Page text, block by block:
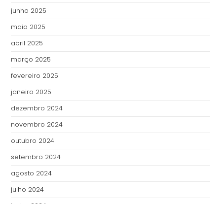
junho 2025
maio 2025
abril 2025
março 2025
fevereiro 2025
janeiro 2025
dezembro 2024
novembro 2024
outubro 2024
setembro 2024
agosto 2024
julho 2024